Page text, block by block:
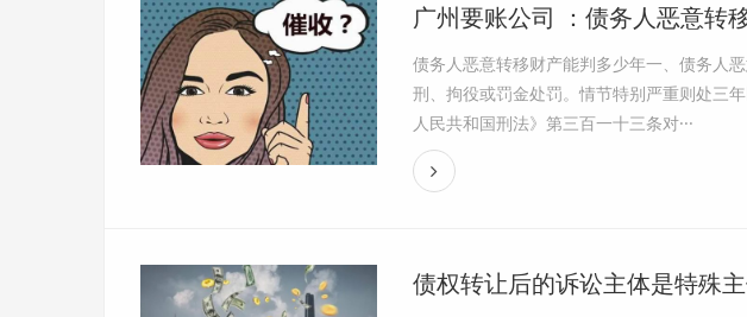
广州要账公司 ：债务人恶意转
债务人恶意转移财产能判多少年一、债务人
刑、拘役或罚金处罚。情节特别严重则处三
人民共和国刑法》第三百一十三条对···
债权转让后的诉讼主体是特殊